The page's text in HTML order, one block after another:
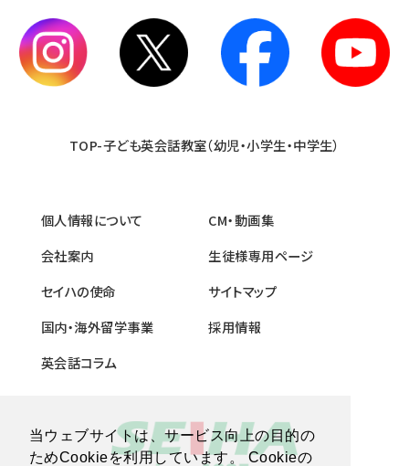
当ウェブサイトは、サービス向上の目的の
ためCookieを利用しています。 Cookieの
TOP-子ども英会話教室（幼児・小学生・中学生）
個人情報について
会社案内
セイハの使命
国内・海外留学事業
英会話コラム
CM・動画集
生徒様専用ページ
サイトマップ
採用情報